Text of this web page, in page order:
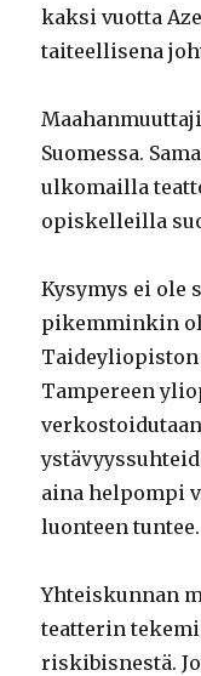
kaksi vuotta
taiteellisena
Suomessa.
ulkomailla
opiskelleilla
Kysymys ei ole
pikemminkin
Tampereen
aina helpompi
luonteen tuntee.
Yhteiskunnan
teatterin
riskibisnestä.